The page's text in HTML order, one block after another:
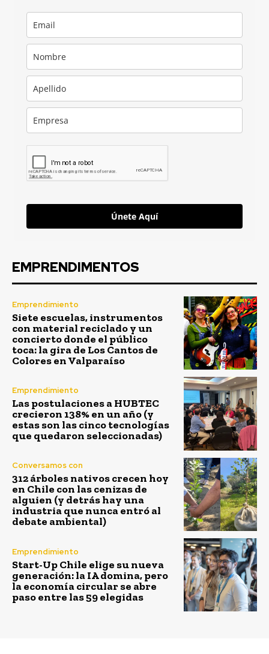
Únete Aquí
EMPRENDIMENTOS
Emprendimiento
Siete escuelas, instrumentos
con material reciclado y un
concierto donde el público
toca: la gira de Los Cantos de
Colores en Valparaíso
Emprendimiento
Las postulaciones a HUBTEC
crecieron 138% en un año (y
estas son las cinco tecnologías
que quedaron seleccionadas)
Conversamos con
312 árboles nativos crecen hoy
en Chile con las cenizas de
alguien (y detrás hay una
industria que nunca entró al
debate ambiental)
Emprendimiento
Start-Up Chile elige su nueva
generación: la IA domina, pero
la economía circular se abre
paso entre las 59 elegidas